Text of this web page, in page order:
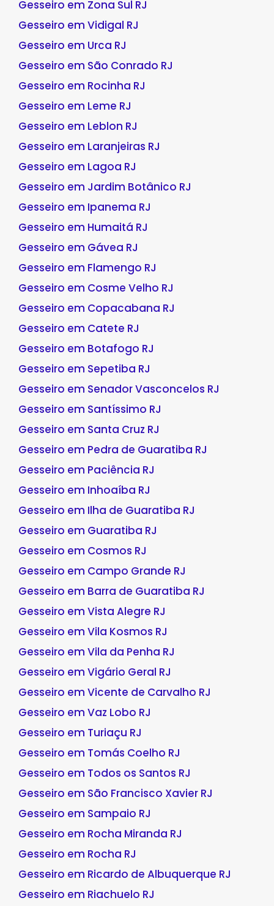
Gesseiro em Zona Sul RJ
Gesseiro em Vidigal RJ
Gesseiro em Urca RJ
Gesseiro em São Conrado RJ
Gesseiro em Rocinha RJ
Gesseiro em Leme RJ
Gesseiro em Leblon RJ
Gesseiro em Laranjeiras RJ
Gesseiro em Lagoa RJ
Gesseiro em Jardim Botânico RJ
Gesseiro em Ipanema RJ
Gesseiro em Humaitá RJ
Gesseiro em Gávea RJ
Gesseiro em Flamengo RJ
Gesseiro em Cosme Velho RJ
Gesseiro em Copacabana RJ
Gesseiro em Catete RJ
Gesseiro em Botafogo RJ
Gesseiro em Sepetiba RJ
Gesseiro em Senador Vasconcelos RJ
Gesseiro em Santíssimo RJ
Gesseiro em Santa Cruz RJ
Gesseiro em Pedra de Guaratiba RJ
Gesseiro em Paciência RJ
Gesseiro em Inhoaíba RJ
Gesseiro em Ilha de Guaratiba RJ
Gesseiro em Guaratiba RJ
Gesseiro em Cosmos RJ
Gesseiro em Campo Grande RJ
Gesseiro em Barra de Guaratiba RJ
Gesseiro em Vista Alegre RJ
Gesseiro em Vila Kosmos RJ
Gesseiro em Vila da Penha RJ
Gesseiro em Vigário Geral RJ
Gesseiro em Vicente de Carvalho RJ
Gesseiro em Vaz Lobo RJ
Gesseiro em Turiaçu RJ
Gesseiro em Tomás Coelho RJ
Gesseiro em Todos os Santos RJ
Gesseiro em São Francisco Xavier RJ
Gesseiro em Sampaio RJ
Gesseiro em Rocha Miranda RJ
Gesseiro em Rocha RJ
Gesseiro em Ricardo de Albuquerque RJ
Gesseiro em Riachuelo RJ